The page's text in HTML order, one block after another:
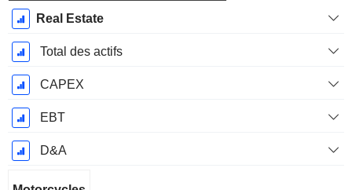
Real Estate
Total des actifs
CAPEX
EBT
D&A